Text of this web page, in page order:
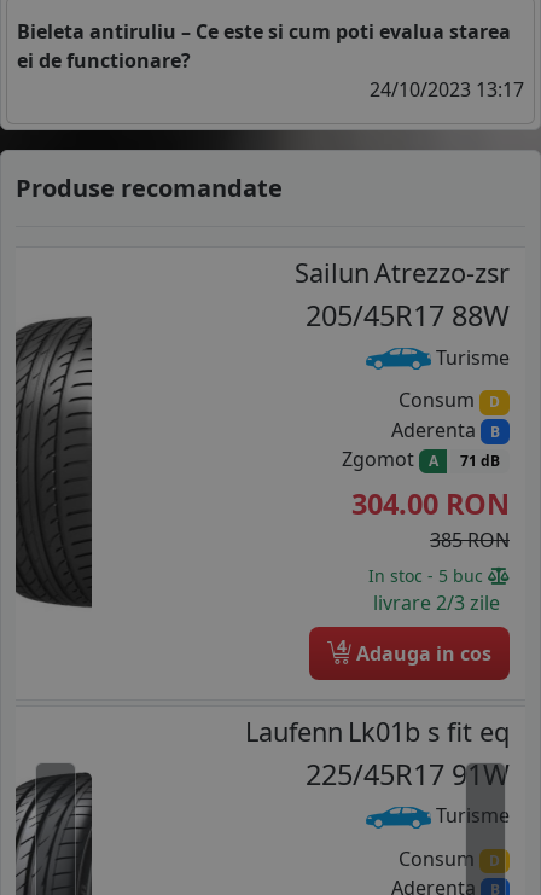
Bieleta antiruliu – Ce este si cum poti evalua starea
ei de functionare?
24/10/2023 13:17
Produse recomandate
SailunAtrezzo-zsr
205/45R17 88W
Turisme
Consum D
Aderenta B
Zgomot A 71 dB
304.00 RON
385 RON
In stoc - 5 buc
livrare 2/3 zile
4 Adauga in cos
Laufenn Lk01b s fit eq
225/45R17 91W
Turisme
Consum D
Aderenta B